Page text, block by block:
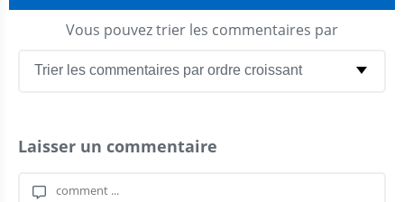
Vous pouvez trier les commentaires par
Laisser un commentaire